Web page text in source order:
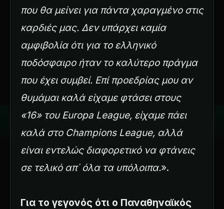
που θα μείνει για πάντα χαραγμένο στις
καρδιές μας. Δεν υπάρχει καμία
αμφιβολία ότι για το ελληνικό
ποδόσφαιρο ήταν το καλύτερο πράγμα
που έχει συμβεί. Επί προεδρίας μου αν
θυμάμαι καλά είχαμε φτάσει στους
«16» του Europa League, είχαμε πάει
καλά στο Champions League, αλλά
είναι εντελώς διαφορετικό να φτάνεις
σε τελικό απ΄ όλα τα υπόλοιπα.».
Για το γεγονός ότι ο Παναθηναϊκός